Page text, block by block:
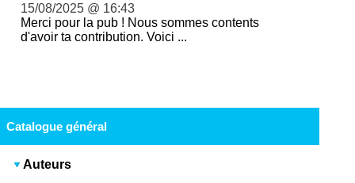
15/08/2025 @ 16:43
Merci pour la pub ! Nous sommes contents
d'avoir ta contribution. Voici ...
Catalogue général
Auteurs